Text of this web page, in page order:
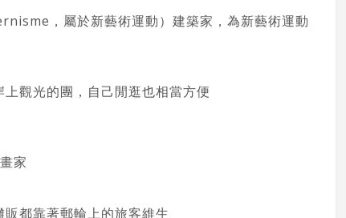
，屬於新藝術運動）建築家，為新藝術運動
觀光的團，自己閒逛也相當方便
家
都靠著郵輪上的旅客維生